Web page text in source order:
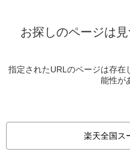
お探しのページは
指定されたURLのページは存
能性が
楽天全国ス